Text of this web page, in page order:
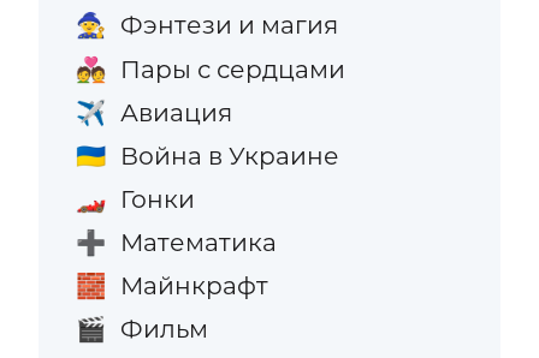
🧙 Фэнтези и магия
💑 Пары с сердцами
✈️ Авиация
🇺🇦 Война в Украине
🏎️ Гонки
➕ Математика
🧱 Майнкрафт
🎬
Фильм